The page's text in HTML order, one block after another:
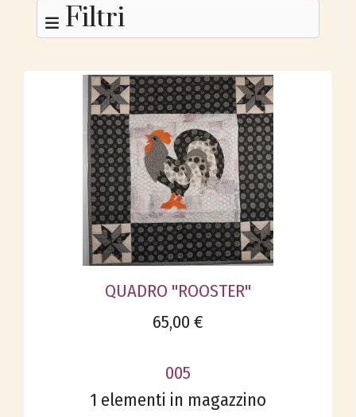
Filtri
QUADRO "ROOSTER"
65,00 €
005
1 elementi in magazzino